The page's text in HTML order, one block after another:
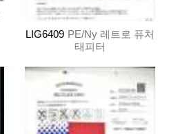
LIG6409 PE/Ny 레트로 퓨처
태피터